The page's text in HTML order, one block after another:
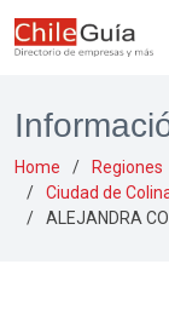
Home Regiones
Ciudad de
ALEJANDRA